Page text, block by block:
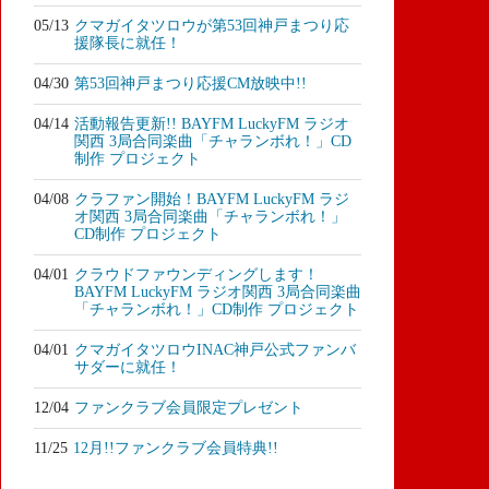
05/13 クマガイタツロウが第53回神戸まつり応
援隊長に就任！
04/30 第53回神戸まつり応援CM放映中!!
04/14 活動報告更新!! BAYFM LuckyFM ラジオ
関西 3局合同楽曲「チャランボれ！」CD
制作 プロジェクト
04/08 クラファン開始！BAYFM LuckyFM ラジ
オ関西 3局合同楽曲「チャランボれ！」
CD制作 プロジェクト
04/01 クラウドファウンディングします！
BAYFM LuckyFM ラジオ関西 3局合同楽曲
「チャランボれ！」CD制作 プロジェクト
04/01 クマガイタツロウINAC神戸公式ファンバ
サダーに就任！
12/04 ファンクラブ会員限定プレゼント
11/25 12月!!ファンクラブ会員特典!!